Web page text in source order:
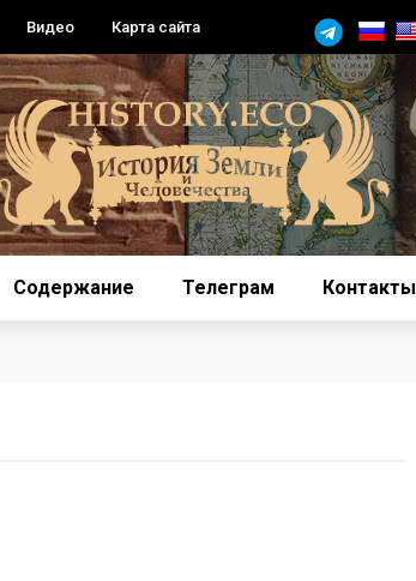
Видео Карта сайта
Содержание Телеграм Контакты